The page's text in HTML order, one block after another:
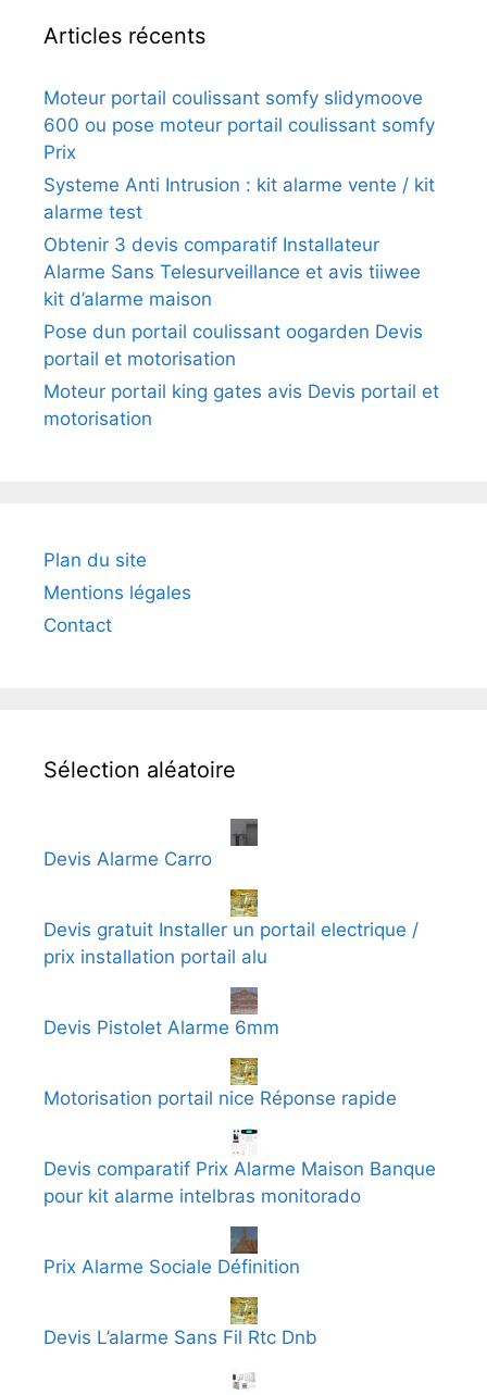
Articles récents
Moteur portail coulissant somfy slidymoove
600 ou pose moteur portail coulissant somfy
Prix
Systeme Anti Intrusion : kit alarme vente / kit
alarme test
Obtenir 3 devis comparatif Installateur
Alarme Sans Telesurveillance et avis tiiwee
kit d’alarme maison
Pose dun portail coulissant oogarden Devis
portail et motorisation
Moteur portail king gates avis Devis portail et
motorisation
Plan du site
Mentions légales
Contact
Sélection aléatoire
Devis Alarme Carro
Devis gratuit Installer un portail electrique /
prix installation portail alu
Devis Pistolet Alarme 6mm
Motorisation portail nice Réponse rapide
Devis comparatif Prix Alarme Maison Banque
pour kit alarme intelbras monitorado
Prix Alarme Sociale Définition
Devis L’alarme Sans Fil Rtc Dnb